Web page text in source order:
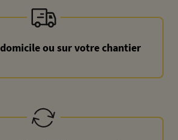
ou sur votre chantier